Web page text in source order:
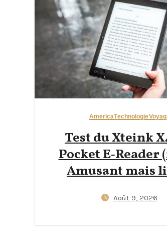
AmericaTechnologie
Test du Xteink
Pocket E‑Reader
Amusant mais
Août 9, 2026